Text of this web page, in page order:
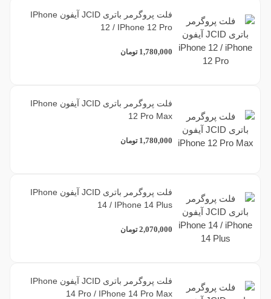
فلت پروگرمر باتری JCID آیفون IPhone
12 / IPhone 12 Pro
1,780,000 تومان
فلت پروگرمر باتری JCID آیفون IPhone
12 Pro Max
1,780,000 تومان
فلت پروگرمر باتری JCID آیفون IPhone
14 / IPhone 14 Plus
2,070,000 تومان
فلت پروگرمر باتری JCID آیفون IPhone
14 Pro / IPhone 14 Pro Max